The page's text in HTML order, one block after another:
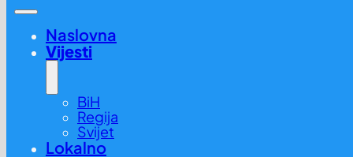
Naslovna
Vijesti
BiH
Regija
Svijet
Lokalno